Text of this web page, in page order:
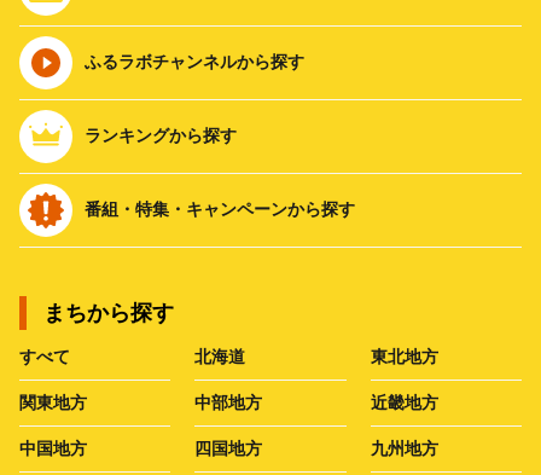
ふるラボチャンネルから探す
ランキングから探す
番組・特集・キャンペーンから探す
まちから探す
すべて 北海道 東北地方
関東地方 中部地方 近畿地方
中国地方 四国地方 九州地方